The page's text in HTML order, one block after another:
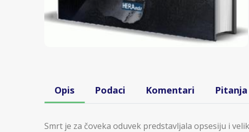
Opis Podaci Komentari
Smrt je za čoveka oduvek predstavljala opsesiju i